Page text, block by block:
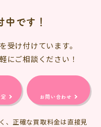
です！
受け付けています。
にご相談ください！
お問い合わせ
、正確な買取料金は直接見